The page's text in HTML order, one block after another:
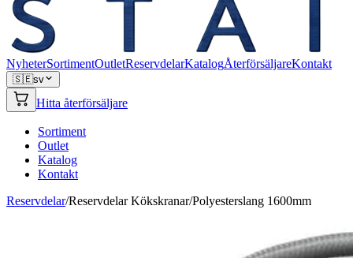
NyheterSortimentOutletReservdelarKatalogÅterförsäljareKontakt
🇸🇪sv
Hitta återförsäljare
Sortiment
Outlet
Katalog
Kontakt
Reservdelar/Reservdelar Kökskranar/Polyesterslang 1600mm